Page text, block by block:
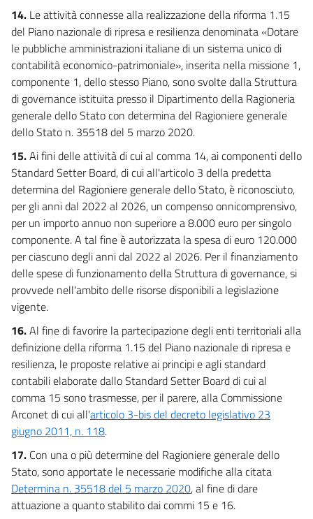
14. Le attività connesse alla realizzazione della riforma 1.15
del Piano nazionale di ripresa e resilienza denominata «Dotare
le pubbliche amministrazioni italiane di un sistema unico di
contabilità economico-patrimoniale», inserita nella missione 1,
componente 1, dello stesso Piano, sono svolte dalla Struttura
di governance istituita presso il Dipartimento della Ragioneria
generale dello Stato con determina del Ragioniere generale
dello Stato n. 35518 del 5 marzo 2020.
15.Ai fini delle attività di cui al comma 14, ai componenti dello
Standard Setter Board, di cui all'articolo 3 della predetta
determina del Ragioniere generale dello Stato, è riconosciuto,
per gli anni dal 2022 al 2026, un compenso onnicomprensivo,
per un importo annuo non superiore a 8.000 euro per singolo
componente. A tal fine è autorizzata la spesa di euro 120.000
per ciascuno degli anni dal 2022 al 2026. Per il finanziamento
delle spese di funzionamento della Struttura di governance, si
provvede nell'ambito delle risorse disponibili a legislazione
vigente.
16.Al fine di favorire la partecipazione degli enti territoriali alla
definizione della riforma 1.15 del Piano nazionale di ripresa e
resilienza, le proposte relative ai principi e agli standard
contabili elaborate dallo Standard Setter Board di cui al
comma 15 sono trasmesse, per il parere, alla Commissione
Arconet di cui all'articolo 3-bis del decreto legislativo 23
giugno 2011, n. 118.
17. Con una o più determine del Ragioniere generale dello
Stato, sono apportate le necessarie modifiche alla citata
Determina n. 35518 del 5 marzo 2020, al fine di dare
attuazione a quanto stabilito dai commi 15 e 16.